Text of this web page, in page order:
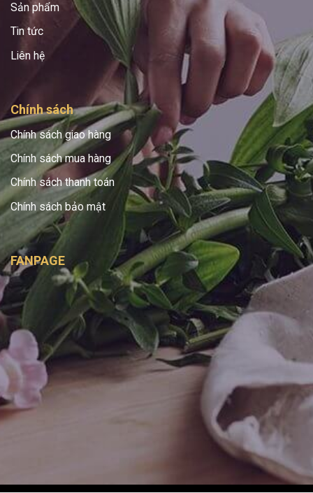
Sản phẩm
Tin tức
Liên hệ
Chính sách
Chính sách giao hàng
Chính sách mua hàng
Chính sách thanh toán
Chính sách bảo mật
FANPAGE